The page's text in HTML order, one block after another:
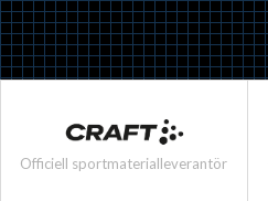
Officiell sportmaterialleverantör